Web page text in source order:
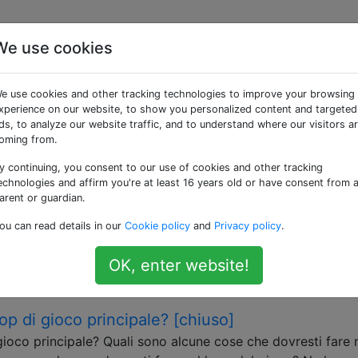
«game-loop»
del gameplay in esecuzione. Allo stato più
temporale fisso o variabile?
basato su intervalli di tempo fissi o variabili? Uno è
seconda del gioco? Passo temporale variabile Gli
un argomento "tempo trascorso dall'ultimo
da framerate. Questo può …
di gioco principale? [chiuso]
principale? Quali sono alcune cose che dovresti fare
use cookies
use cookies and other tracking technologies to improve your browsing
on our website, to show you personalized content and targeted
to analyze our website traffic, and to understand where our visitors
from.
continuing, you consent to our use of cookies and other tracking
and affirm you're at least 16 years old or have consent from a
or guardian.
can read details in our Cookie policy and Privacy policy.
OK, enter website!